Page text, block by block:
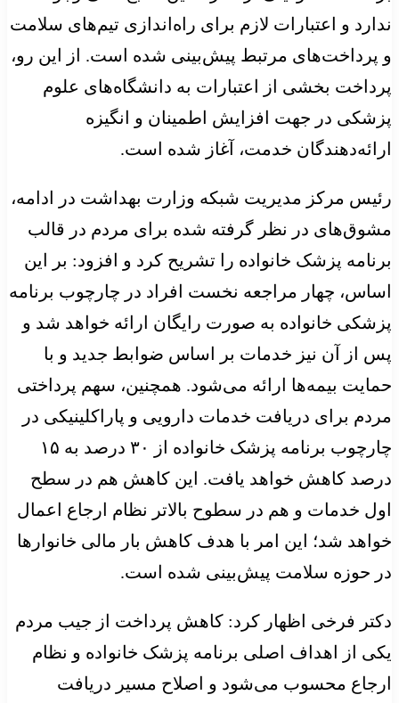
ندارد و اعتبارات لازم برای راه‌اندازی تیم‌های سلامت
و پرداخت‌های مرتبط پیش‌بینی شده است. از این رو،
پرداخت بخشی از اعتبارات به دانشگاه‌های علوم
پزشکی در جهت افزایش اطمینان و انگیزه
ارائه‌دهندگان خدمت، آغاز شده است.
رئیس مرکز مدیریت شبکه وزارت بهداشت در ادامه،
مشوق‌های در نظر گرفته شده برای مردم در قالب
برنامه پزشک خانواده را تشریح کرد و افزود: بر این
اساس، چهار مراجعه نخست افراد در چارچوب برنامه
پزشکی خانواده به صورت رایگان ارائه خواهد شد و
پس از آن نیز خدمات بر اساس ضوابط جدید و با
حمایت بیمه‌ها ارائه می‌شود. همچنین، سهم پرداختی
مردم برای دریافت خدمات دارویی و پاراکلینیکی در
چارچوب برنامه پزشک خانواده از ۳۰ درصد به ۱۵
درصد کاهش خواهد یافت. این کاهش هم در سطح
اول خدمات و هم در سطوح بالاتر نظام ارجاع اعمال
خواهد شد؛ این امر با هدف کاهش بار مالی خانوارها
در حوزه سلامت پیش‌بینی شده است.
دکتر فرخی اظهار کرد: کاهش پرداخت از جیب مردم
یکی از اهداف اصلی برنامه پزشک خانواده و نظام
ارجاع محسوب می‌شود و اصلاح مسیر دریافت